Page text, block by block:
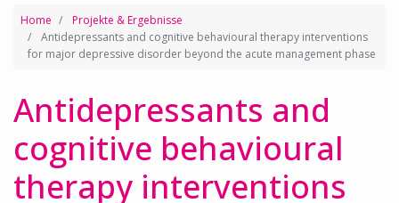
Home
Projekte & Ergebnisse
Antidepressants and cognitive behavioural therapy interventions
for major depressive disorder beyond the acute management phase
Antidepressants and
cognitive behavioural
therapy interventions